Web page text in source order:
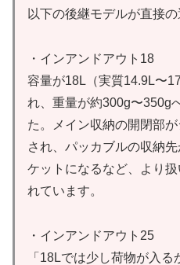
以下の後継モデルが直接の
・インアンドアウト18
容量が18L（実質14.9L〜
れ、重量が約300g〜350g
た。メイン収納の開閉部
され、パッカブルの収納
ケットになるなど、より
れています。
・インアンドアウト25
「18Lでは少し荷物が入